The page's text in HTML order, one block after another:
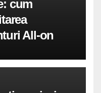
cum
All-on